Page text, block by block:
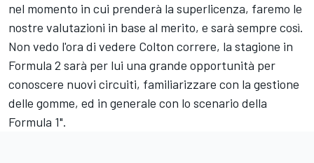
nel momento in cui prenderà la superlicenza, faremo le
nostre valutazioni in base al merito, e sarà sempre così.
Non vedo l'ora di vedere Colton correre, la stagione in
Formula 2 sarà per lui una grande opportunità per
conoscere nuovi circuiti, familiarizzare con la gestione
delle gomme, ed in generale con lo scenario della
Formula 1".